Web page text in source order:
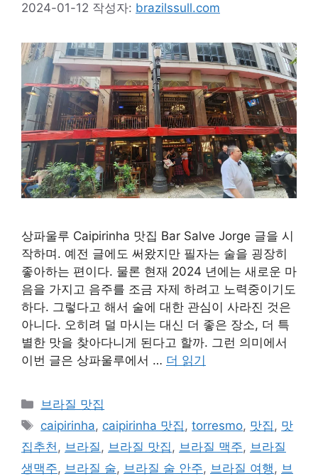
2024-01-12 작성자: brazilssull.com
상파울루 Caipirinha 맛집 Bar Salve Jorge 글을 시
작하며. 예전 글에도 써왔지만 필자는 술을 굉장히
좋아하는 편이다. 물론 현재 2024 년에는 새로운 마
음을 가지고 음주를 조금 자제 하려고 노력중이기도
하다. 그렇다고 해서 술에 대한 관심이 사라진 것은
아니다. 오히려 덜 마시는 대신 더 좋은 장소, 더 특
별한 맛을 찾아다니게 된다고 할까. 그런 의미에서
이번 글은 상파울루에서 … 더 읽기
카
리
브라질 맛집
태
그
caipirinha, caipirinha 맛집 ,torresmo, 맛집 , 맛
집추천 , 브라질 , 브라질 맛집 , 브라질 맥주, 브라질
생맥주, 브라질 술, 브라질 술 안주, 브라질 여행 , 브